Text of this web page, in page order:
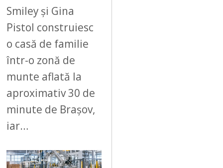
Smiley și Gina
Pistol construiesc
o casă de familie
într-o zonă de
munte aflată la
aproximativ 30 de
minute de Brașov,
iar…